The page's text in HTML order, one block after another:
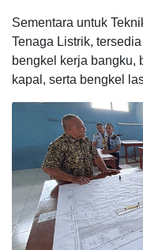
Sementara untuk
Tenaga Listrik,
bengkel kerja bangku,
kapal, serta bengkel